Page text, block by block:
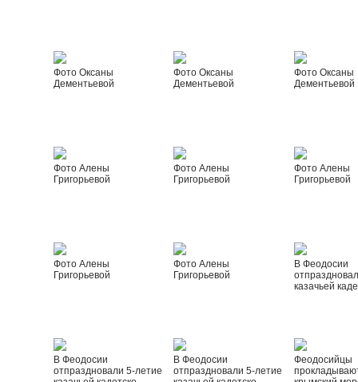
Фото Оксаны
Дементьевой
Фото Оксаны
Дементьевой
Фото Оксаны
Дементьевой
Фото Алены
Григорьевой
Фото Алены
Григорьевой
Фото Алены
Григорьевой
Фото Алены
Григорьевой
Фото Алены
Григорьевой
В Феодосии
казачьей
В Феодосии
отпраздновали 5-летие
В Феодосии
отпраздновали 5-летие
Феодосийцы